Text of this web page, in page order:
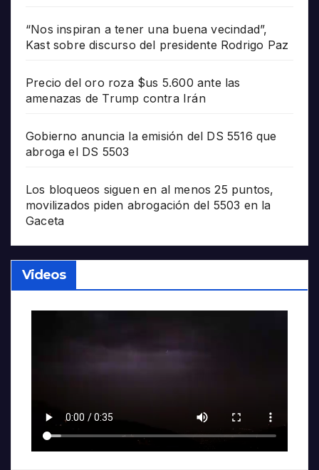
“Nos inspiran a tener una buena vecindad”,
Kast sobre discurso del presidente Rodrigo Paz
Precio del oro roza $us 5.600 ante las
amenazas de Trump contra Irán
Gobierno anuncia la emisión del DS 5516 que
abroga el DS 5503
Los bloqueos siguen en al menos 25 puntos,
movilizados piden abrogación del 5503 en la
Gaceta
Videos